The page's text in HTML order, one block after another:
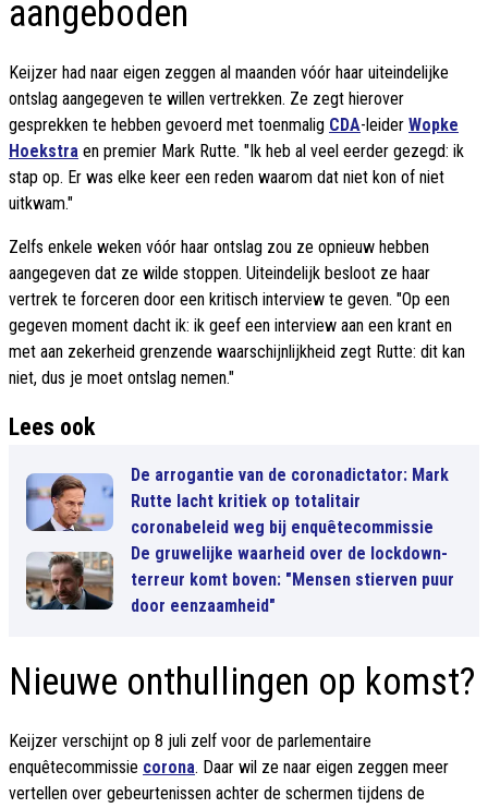
aangeboden
Keijzer had naar eigen zeggen al maanden vóór haar uiteindelijke
ontslag aangegeven te willen vertrekken. Ze zegt hierover
gesprekken te hebben gevoerd met toenmalig CDA-leider Wopke
Hoekstra en premier Mark Rutte. "Ik heb al veel eerder gezegd: ik
stap op. Er was elke keer een reden waarom dat niet kon of niet
uitkwam."
Zelfs enkele weken vóór haar ontslag zou ze opnieuw hebben
aangegeven dat ze wilde stoppen. Uiteindelijk besloot ze haar
vertrek te forceren door een kritisch interview te geven. "Op een
gegeven moment dacht ik: ik geef een interview aan een krant en
met aan zekerheid grenzende waarschijnlijkheid zegt Rutte: dit kan
niet, dus je moet ontslag nemen."
Lees ook
De arrogantie van de coronadictator: Mark
Rutte lacht kritiek op totalitair
coronabeleid weg bij enquêtecommissie
De gruwelijke waarheid over de lockdown-
terreur komt boven: "Mensen stierven puur
door eenzaamheid"
Nieuwe onthullingen op komst?
Keijzer verschijnt op 8 juli zelf voor de parlementaire
enquêtecommissie corona. Daar wil ze naar eigen zeggen meer
vertellen over gebeurtenissen achter de schermen tijdens de